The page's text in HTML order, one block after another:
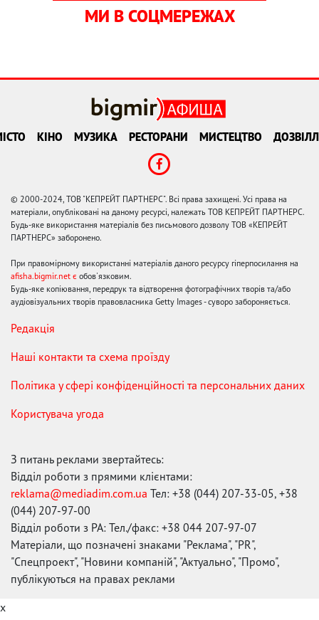
МИ В СОЦМЕРЕЖАХ
КІНО МУЗИКА РЕСТОРАНИ МИСТЕЦТВО
© 2000-2024, ТОВ "КЕПРЕЙТ ПАРТНЕРС". Всі права захищені. Усі права на
матеріали, опубліковані на даному ресурсі, належать ТОВ КЕПРЕЙТ ПАРТНЕРС.
Будь-яке використання матеріалів без письмового дозволу ТОВ «КЕПРЕЙТ
ПАРТНЕРС» заборонено.
При правомірному використанні матеріалів даного ресурсу гіперпосилання на
afisha.bigmir.net є обов'язковим.
Будь-яке копіювання, передрук та відтворення фотографічних творів та/або
аудіовізуальних творів правовласника Getty Images - суворо забороняється.
Редакція
Наші контакти та схема проїзду
Політика у сфері конфіденційності та персональних даних
Користувача угода
З питань реклами звертайтесь:
Відділ роботи з прямими клієнтами:
reklama@mediadim.com.ua Тел: +38 (044) 207-33-05, +38
(044) 207-97-00
Відділ роботи з РА: Тел./факс: +38 044 207-97-07
Матеріали, що позначені знаками "Реклама", "PR",
"Спецпроект", "Новини компаній", "Актуально", "Промо",
публікуються на правах реклами
x